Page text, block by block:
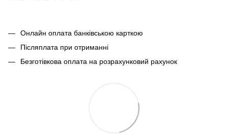
Онлайн оплата банківською карткою
Післяплата при отриманні
Безготівкова оплата на розрахунковий рахунок